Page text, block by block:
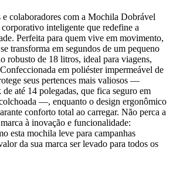
e colaboradores com a Mochila Dobrável
inteligente que redefine a
Perfeita para quem vive em movimento,
transforma em segundos de um pequeno
robusto de 18 litros, ideal para viagens,
em poliéster impermeável de
seus pertences mais valiosos —
até 14 polegadas, que fica seguro em
—, enquanto o design ergonômico
conforto total ao carregar. Não perca a
à inovação e funcionalidade:
esta mochila leve para campanhas
da sua marca ser levado para todos os